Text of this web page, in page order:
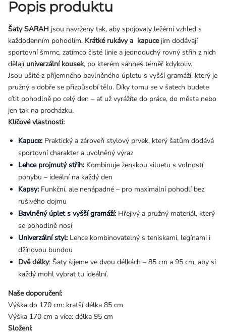
Popis produktu
Šaty SARAH jsou navrženy tak, aby spojovaly ležérní vzhled s
každodenním pohodlím. Krátké rukávy a kapuce jim dodávají
sportovní šmrnc, zatímco čisté linie a jednoduchý rovný střih z nich
dělají univerzální kousek, po kterém sáhneš téměř kdykoliv.
Jsou ušité z příjemného bavlněného úpletu s vyšší gramáží, který je
pružný a dobře se přizpůsobí tělu. Díky tomu se v šatech budete
cítit pohodlně po celý den – ať už vyrážíte do práce, do města nebo
jen tak na procházku.
Klíčové vlastnosti:
Kapuce: Praktický a zároveň stylový prvek, který šatům dodává
sportovní charakter a uvolněný výraz
Lehce projmutý střih: Kombinuje ženskou siluetu s volností
pohybu – ideální na každý den
Kapsy: Funkční, ale nenápadné – pro maximální pohodlí bez
rušivého dojmu
Bavlněný úplet s vyšší gramáží: Hřejivý a pružný materiál, který
se pohodlně nosí
Univerzální styl: Lehce kombinovatelný s teniskami, legínami i
džínovou bundou
Dvě délky: Šaty šijeme ve dvou délkách – 85 cm a 95 cm, aby si
každý mohl vybrat tu ideální.
Naše doporučení:
Výška do 170 cm: kratší délka 85 cm
Výška 170 cm a více: délka 95 cm
Složení: